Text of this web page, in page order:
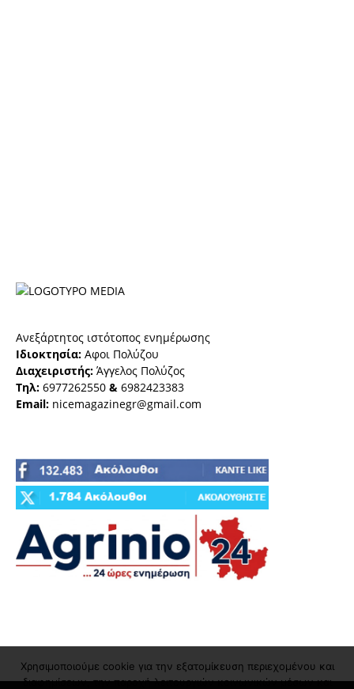
Ανεξάρτητος ιστότοπος ενημέρωσης
Ιδιοκτησία: Αφοι Πολύζου
Διαχειριστής: Άγγελος Πολύζος
Τηλ: 6977262550 & 6982423383
Email: nicemagazinegr@gmail.com
Χρησιμοποιούμε cookie για την εξατομίκευση περιεχομένου και
διαφημίσεων, την παροχή λειτουργιών κοινωνικών μέσων και